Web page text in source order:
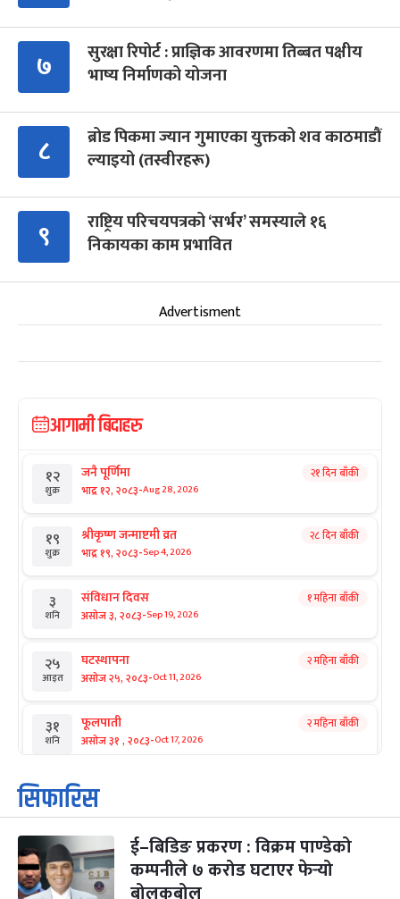
७
सुरक्षा रिपोर्ट : प्राज्ञिक आवरणमा तिब्बत पक्षीय
भाष्य निर्माणको योजना
८
ब्रोड पिकमा ज्यान गुमाएका युक्तको शव काठमाडौं
ल्याइयो (तस्वीरहरू)
९
राष्ट्रिय परिचयपत्रको ‘सर्भर’ समस्याले १६
निकायका काम प्रभावित
Advertisment
आगामी बिदाहरु
१२
शुक्र
जनै पूर्णिमा
भाद्र १२, २०८३-Aug 28, 2026
२१ दिन बाँकी
१९
शुक्र
श्रीकृष्ण जन्माष्टमी व्रत
भाद्र १९, २०८३-Sep 4, 2026
२८ दिन बाँकी
३
शनि
संविधान दिवस
असोज ३, २०८३-Sep 19, 2026
१ महिना बाँकी
२५
आइत
घटस्थापना
असोज २५, २०८३-Oct 11, 2026
२ महिना बाँकी
३१
शनि
फूलपाती
असोज ३१ , २०८३-Oct 17, 2026
२ महिना बाँकी
१
आइत
कार्तिक सङ्क्रान्ति
कार्तिक १, २०८३
३
मंगल
महानवमी
कार्तिक ३, २०८३-Oct 20, 2026
२ महिना बाँकी
सिफारिस
ई–बिडिङ प्रकरण : विक्रम पाण्डेको
कम्पनीले ७ करोड घटाएर फेर्‍यो